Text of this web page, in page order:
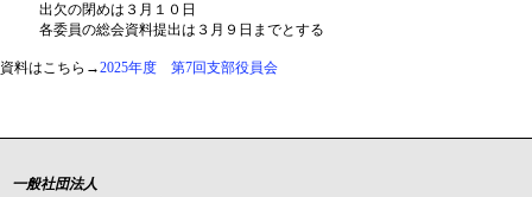
出欠の閉めは３月１０日
各委員の総会資料提出は３月９日までとする
資料はこちら→2025年度 第7回支部役員会
一般社団法人